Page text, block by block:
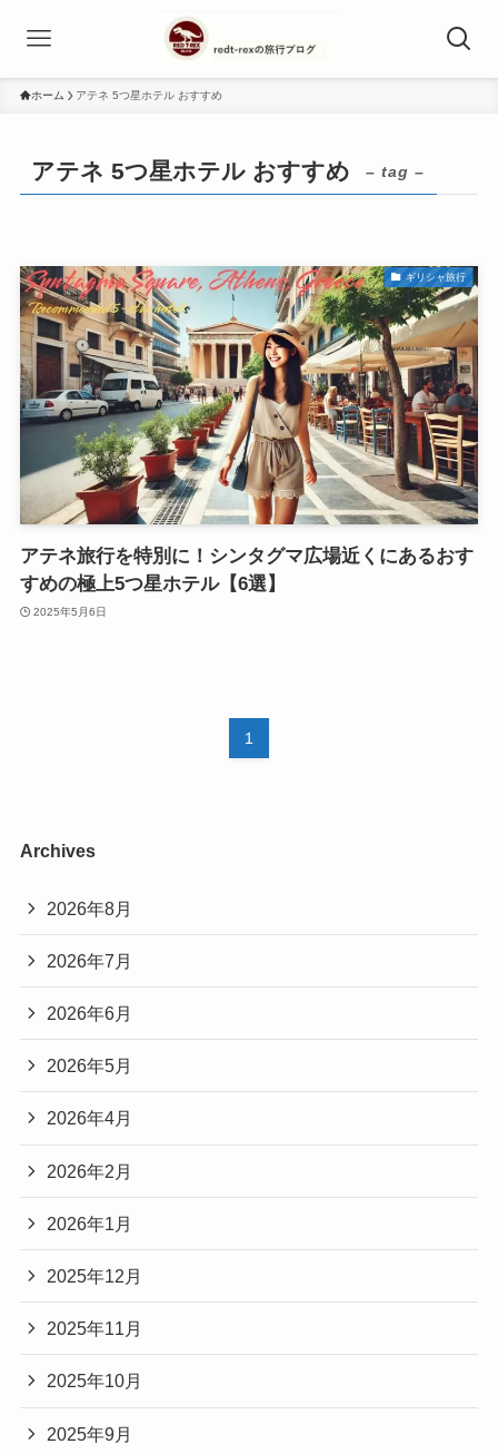
ホーム アテネ 5つ星ホテル おすすめ
アテネ 5つ星ホテル おすすめ – tag –
ギリシャ旅行
アテネ旅行を特別に！シンタグマ広場近くにあるおす
すめの極上5つ星ホテル【6選】
2025年5月6日
1
Archives
2026年8月
2026年7月
2026年6月
2026年5月
2026年4月
2026年2月
2026年1月
2025年12月
2025年11月
2025年10月
2025年9月